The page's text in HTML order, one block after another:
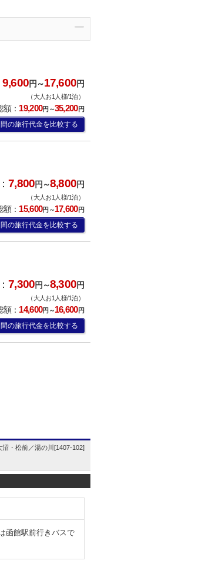
9,600円～17,600円
（大人お1人様/1泊）
額： 19,200円～35,200円
間の旅行代金を比較する
7,800円～8,800円
（大人お1人様/1泊）
額： 15,600円～17,600円
間の旅行代金を比較する
7,300円～8,300円
（大人お1人様/1泊）
額： 14,600円～16,600円
間の旅行代金を比較する
・松前／湯の川[1407-102]
函館駅前行きバスで